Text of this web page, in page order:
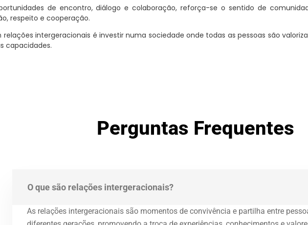
de encontro, diálogo e colaboração, reforça-se o sentido de
respeito e cooperação.
relações intergeracionais é investir numa sociedade onde todas as pessoas são
capacidades.
Perguntas Frequentes
O que são relações intergeracionais?
As relações intergeracionais são momentos de convivência e partilha entre